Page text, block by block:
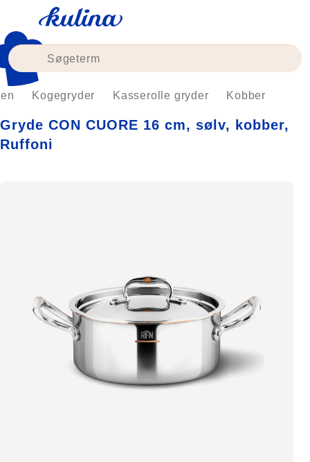
content
Kogegryder Kasserolle gryder Kobber
Gryde CON CUORE 16 cm, sølv, kobber,
Ruffoni